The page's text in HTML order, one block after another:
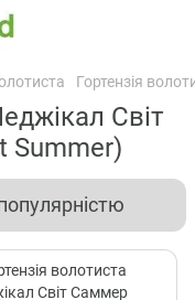
Гортензія
Світ
Summer)